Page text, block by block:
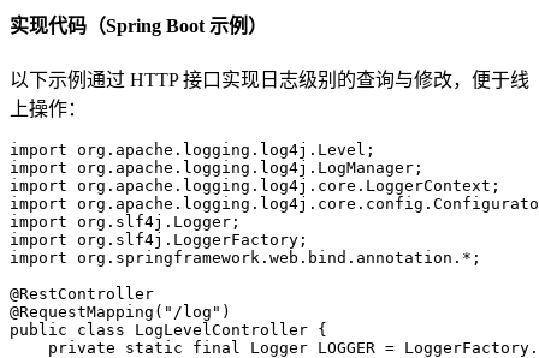
实现代码（Spring Boot 示例）
以下示例通过 HTTP 接口实现日志级别的查询与修改，便于线
上操作：
import
import
import
import
import
import
import org.springframework.web.bind.annotation.*;
@RestController
@RequestMapping("/log")
public
class LogLevelController {
private
static final Logger LOGGER =